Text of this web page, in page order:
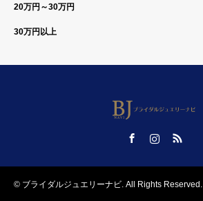
20万円～30万円
30万円以上
© ブライダルジュエリーナビ. All Rights Reserved.